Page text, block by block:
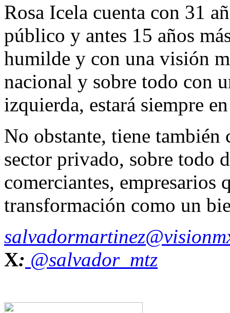
Rosa Icela cuenta con 31
público y antes 15 años
humilde y con una visión
nacional y sobre todo con
izquierda, estará siempre
No obstante, tiene
sector privado, sobre todo
comerciantes, empresarios
transformación como un
X: @salvador_mtz